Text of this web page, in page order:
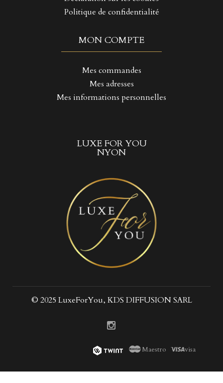
Politique de confidentialité
MON COMPTE
Mes commandes
Mes adresses
Mes informations personnelles
LUXE FOR YOU
NYON
© 2025 LuxeForYou, KDS DIFFUSION SARL
Maestro visa